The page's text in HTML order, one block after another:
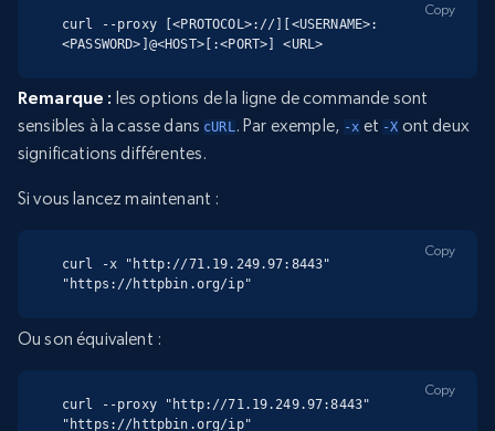
curl --proxy [<PROTOCOL>://][<USERNAME>:
<PASSWORD>]@<HOST>[:<PORT>] <URL>
Copy
Remarque : les options de la ligne de commande sont
sensibles à la casse dans cURL. Par exemple, -x et -X ont deux
significations différentes.
Si vous lancez maintenant :
curl -x "http://71.19.249.97:8443"
"https://httpbin.org/ip"
Copy
Ou son équivalent :
curl --proxy "http://71.19.249.97:8443"
"https://httpbin.org/ip"
Copy